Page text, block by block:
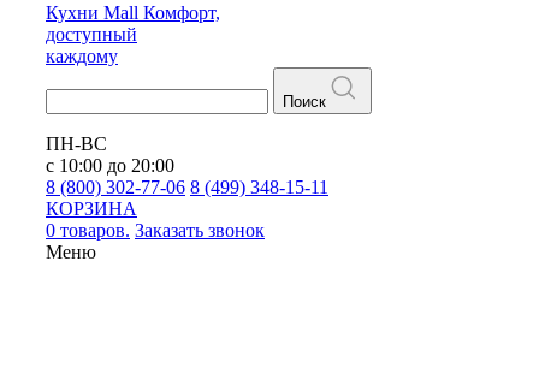
Кухни Mall Комфорт,
доступный
каждому
Поиск
ПН-ВС
с 10:00 до 20:00
8 (800) 302-77-06 8 (499) 348-15-11
КОРЗИНА
0 товаров. Заказать звонок
Меню